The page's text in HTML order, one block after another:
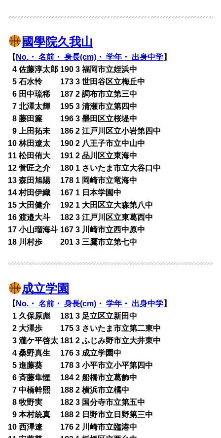
國學院久我山
【 No.・ 名前・ 身長(cm)・ 学年・ 出身中学】
04 佐藤淳太郎 190 3 福岡市立姪浜中
05 石水怜 173 3 世田谷区立梅丘中
06 田中琉稀 187 2 調布市立第三中
07 北澤太輝 195 3 清瀬市立第四中
08 藤田簾 196 3 墨田区立桜堤中
09 上田拓未 186 2 江戸川区立小岩第四中
10 林田遼太 190 2 八王子市立中山中
11 松田侑大 191 2 品川区立東海中
12 菅匠之介 180 1 さいたま市立大谷口中
13 森田旭陽 178 1 岡崎市立竜海中
14 村田伊織 167 1 日本学園中
15 大田健介 192 1 大田区立大森第八中
16 渡邉大斗 182 3 江戸川区立東葛西中
17 小山瑠海斗 167 3 川崎市立西中原中
18 川村歩 201 3 三鷹市立第七中
成立学園
【 No.・ 名前・ 身長(cm)・ 学年・ 出身中学】
1 久保原彪 181 3 足立区立新田中
02 大澤歩 175 3 さいたま市立第二東中
03 瀧ケ平啓太 181 2 ふじみ野市立大井東中
04 桑野真生 176 3 成立学園中
05 進藤葵 178 3 小平市立小平第四中
06 斉藤隼惺 184 2 船橋市立葛飾中
07 中橋幹熙 188 2 横浜市立橘中
08 牧野実 182 3 国分寺市立第五中
09 本村統真 188 2 日野市立日野第三中
10 西澤遼 176 2 川崎市立臨港中